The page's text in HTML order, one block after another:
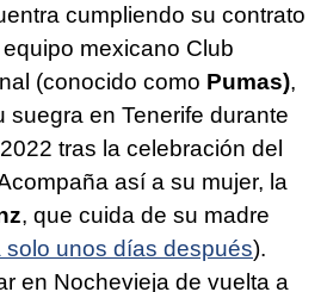
cumpliendo su contrato
equipo mexicano Club
(conocido como Pumas),
suegra en Tenerife durante
tras la celebración del
así a su mujer, la
, que cuida de su madre
solo unos días después).
en Nochevieja de vuelta a